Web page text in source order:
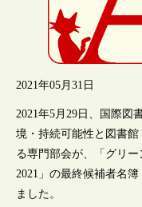
2021年05月31日
2021年5月29日、国際図
境・持続可能性と図書
る専門部会が、「グリ
2021」の最終候補者名
ました。